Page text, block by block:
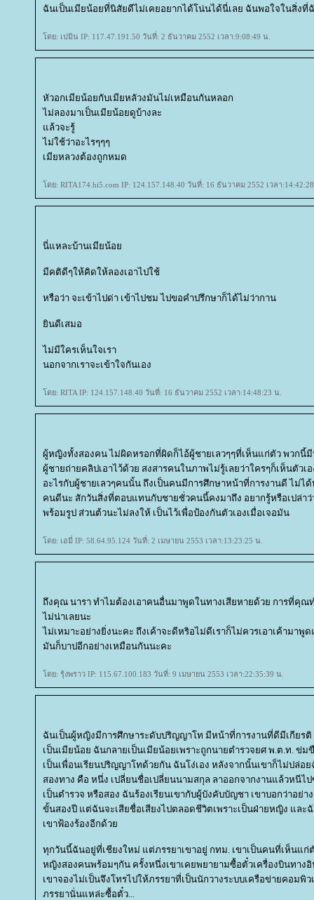
ฉันเป็นเมียน้อยที่นิสัยดีไม่เคยอยากได้โน่นได้นี่เลย ฉันพอใจในสิ่งที่
ดย: เปมิน IP: 117.47.191.50 วันที่: 2 ธันวาคม 2552 เวลา:9:08:49 น.
หัวอกเมียน้อยกับเมียหลัวงมันไม่เหมือนกันหลอก
ไม่ลองมาเป็นเมียน้อยดูบ้างละ
ล้วจะรู้
ไม่ใช้ว่าอะไรๆๆๆ
เมียหลวงต้องถูกหมด
ดย: RITA174.hi5.com IP: 124.157.148.40 วันที่: 16 ธันวาคม 2552 เวลา
นี่แหละบ้านเมียน้อ
มีคติดีๆให้คิดให้ลองเอาไปใช้
หรือว่า จะเข้าไปด่า เข้าไปชม ไปขอคำปรึกษาก็ได้ไม่ว่ากาน
ินดีเสมอ
ไม่มีใครเห็นใจเรา
นอกจากเราจะเข้าใจกันเอง
ดย: RITA IP: 124.157.148.40 วันที่: 16 ธันวาคม 2552 เวลา:14:48:23 น.
ผู้หญิงทั้งสองคน ไม่ผิดหรอกที่ผิดก็ไอ้ผู้ชายเลวๆๆที่เห็นแก่ตัว พวกนี้มี
ผู้ชายถ่ายคลิปเอาไว้ด้วย สงสารคนในภาพไม่รู้เลยว่าใครๆก็เห็นตัวเ
อะไรกับผู้ชายเลวๆคนนั้น ถึงเป็นคนมีการศึกษาหน้าที่การงานดี ไม่ไ
คนดีนะ สักวันสิ่งที่ตอบแทนกับชายชั่วคนนี้คงมาถึง อยากรู้หรือเปล่า
พร้อมรูป ส่วนต้วนะไม่ลงให้ เป็นไว้เพื่อป้องกันตัวเองเมื่อเจอมัน
ดย: เอมี่ IP: 58.64.95.124 วันที่: 2 เมษายน 2553 เวลา:13:23:25 น.
ถึงคุณ นารา ทำไมต้องเอาคนอื่นมาพูดในทางเสียหายด้วย การที่คุ
ไม่น่าเลยนะ
ไม่เหมาะอย่างยิ่งนะคะ ถึงเค้าจะดีหริอไม่ดีเราก็ไม่ควรเอาเค้ามา
มันก็บาปอีกอย่างเหมือนกันนะคะ
ดย: รุ้งพราว IP: 115.67.100.183 วันที่: 9 เมษายน 2553 เวลา:22:35:39 น.
ฉันเป็นผู้หญิงมีการศึกษาระดับปริญญาโท มีหน้าที่การงานที่ดีมีเกียร
เป็นเมียน้อย ฉันกลายเป็นเมียน้อยเพราะถูกนายตำรวจยศ พ.ต.ท. ข่ม
เป็นเพื่อนเรียนปริญญาโทด้วยกัน ฉันโง่เอง หลังจากนั้นเขาก็ไม่ปล่อ
สองทาง คือ หนึ่ง เปลี่ยนชื่อเปลี่ยนนามสกุล ลาออกจากงานแล้วหนีไ
เป็นตำรวจ หรือสอง ฉันร้องเรียนเขากับผู้บังคับบัญชา เขาบอกว่าอย่า
ขั้นสองปี แต่ฉันจะเสียชื่อเสียงไปตลอดชีวิตเพราะเป็นฝ่ายหญิง และ
เขาฟ้องร้องอีกด้ว
ทุกวันนี้ฉันอยู่ที่เชียงใหม่ แต่ภรรยาเขาอยู่ กทม. เขาเป็นคนที่เห็นแก่
หญิงสองคนพร้อมๆกัน ครั้งหนึ่งเขาเคยพยายามซื้อตั๋วเครื่องบินทาง
เขาจองไม่เป็นจึงโทรไปให้ภรรยาที่เป็นนักวางระบบเครือข่ายคอมพิ
ภรรยานั่นแหล่ะซื้อตั๋ว...